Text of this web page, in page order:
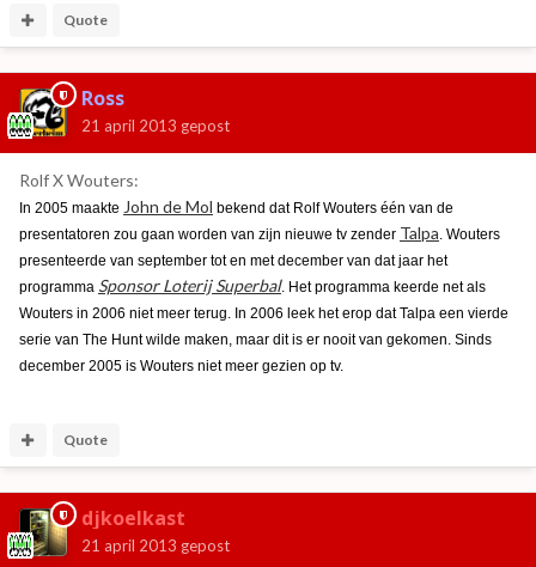
Quote
Ross
21 april 2013 gepost
Rolf X Wouters:
In 2005 maakte John de Mol bekend dat Rolf Wouters één van de
presentatoren zou gaan worden van zijn nieuwe tv zender Talpa. Wouters
presenteerde van september tot en met december van dat jaar het
programma Sponsor Loterij Superbal. Het programma keerde net als
Wouters in 2006 niet meer terug. In 2006 leek het erop dat Talpa een vierde
serie van The Hunt wilde maken, maar dit is er nooit van gekomen. Sinds
december 2005 is Wouters niet meer gezien op tv.
Quote
djkoelkast
21 april 2013 gepost